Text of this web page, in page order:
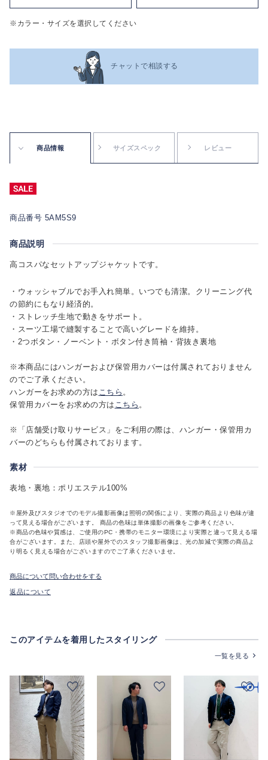
※カラー・サイズを選択してください
チャットで相談する
商品情報 サイズスペック レビュー
商品番号 5AM5S9
商品説明
高コスパなセットアップジャケットです。
・ウォッシャブルでお手入れ簡単。いつでも清潔。クリーニング代
の節約にもなり経済的。
・ストレッチ生地で動きをサポート。
・スーツ工場で縫製することで高いグレードを維持。
・2つボタン・ノーベント・ボタン付き筒袖・背抜き裏地
※本商品にはハンガーおよび保管用カバーは付属されておりません
のでご了承ください。
ハンガーをお求めの方は こちら 。
保管用カバーをお求めの方は こちら 。
※「店舗受け取りサービス」をご利用の際は、ハンガー・保管用カ
バーのどちらも付属されております。
素材
表地・裏地：ポリエステル100%
※屋外及びスタジオでのモデル撮影画像は照明の関係により、実際の商品より色味が違
って見える場合がございます。 商品の色味は単体撮影の画像をご参考ください。
※商品の色味や質感は、ご使用のPC・携帯のモニター環境により実際と違って見える場
合がございます。また、店頭や屋外でのスタッフ撮影画像は、光の加減で実際の商品よ
り明るく見える場合がございますのでご了承くださいませ。
商品について問い合わせをする
返品について
このアイテムを着用したスタイリング
一覧を見る